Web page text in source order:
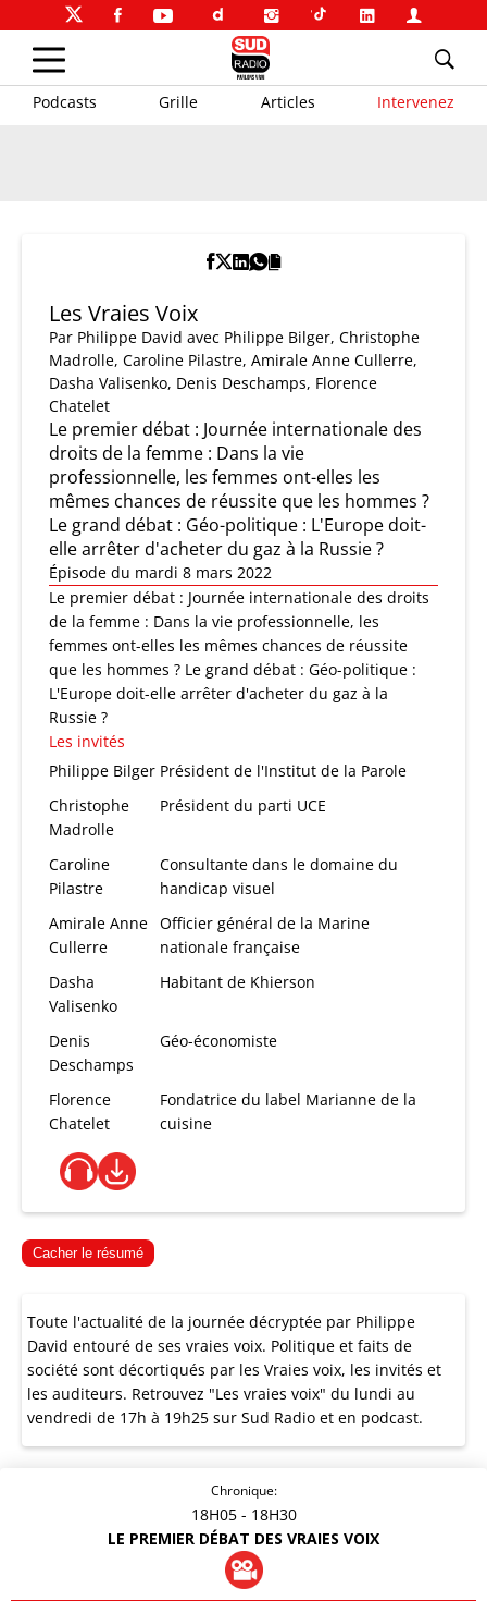
Podcasts Grille Articles Intervenez
Les Vraies Voix
Par Philippe David avec Philippe Bilger, Christophe
Madrolle, Caroline Pilastre, Amirale Anne Cullerre,
Dasha Valisenko, Denis Deschamps, Florence
Chatelet
Le premier débat : Journée internationale des
droits de la femme : Dans la vie
professionnelle, les femmes ont-elles les
mêmes chances de réussite que les hommes ?
Le grand débat : Géo-politique : L'Europe doit-
elle arrêter d'acheter du gaz à la Russie ?
Épisode du mardi 8 mars 2022
Le premier débat : Journée internationale des droits
de la femme : Dans la vie professionnelle, les
femmes ont-elles les mêmes chances de réussite
que les hommes ? Le grand débat : Géo-politique :
L'Europe doit-elle arrêter d'acheter du gaz à la
Russie ?
Les invités
Philippe Bilger Président de l'Institut de la Parole
Christophe
Madrolle
Président du parti UCE
Caroline
Pilastre
Consultante dans le domaine du
handicap visuel
Amirale Anne
Cullerre
Officier général de la Marine
nationale française
Dasha
Valisenko
Habitant de Khierson
Denis
Deschamps
Géo-économiste
Florence
Chatelet
Fondatrice du label Marianne de la
cuisine
Cacher le résumé
Toute l'actualité de la journée décryptée par Philippe
David entouré de ses vraies voix. Politique et faits de
société sont décortiqués par les Vraies voix, les invités et
les auditeurs. Retrouvez "Les vraies voix" du lundi au
vendredi de 17h à 19h25 sur Sud Radio et en podcast.
Chronique:
18H05 - 18H30
LE PREMIER DÉBAT DES VRAIES VOIX